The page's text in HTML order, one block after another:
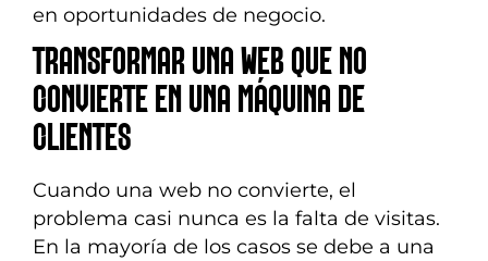
en oportunidades de negocio.
TRANSFORMAR UNA WEB QUE NO
CONVIERTE EN UNA MÁQUINA DE
CLIENTES
Cuando una web no convierte, el
problema casi nunca es la falta de visitas.
En la mayoría de los casos se debe a una